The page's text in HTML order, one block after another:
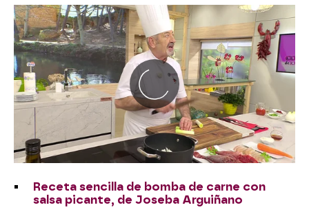
Receta sencilla de bomba de carne con
salsa picante, de Joseba Arguiñano